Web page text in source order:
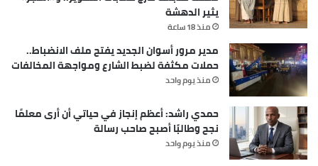
يثير الدهشة
منذ 18 ساعة
مدير مرور أسوان الجديد يفتح ملف الانضباط..
حملات مكثفة لضبط الشارع ومواجهة المخالفات
منذ يوم واحد
حمدي راشد: أعظم إنجاز في حياتي أن أرى معلمًا
نجح وطالبًا أصبح صاحب رسالة
منذ يوم واحد